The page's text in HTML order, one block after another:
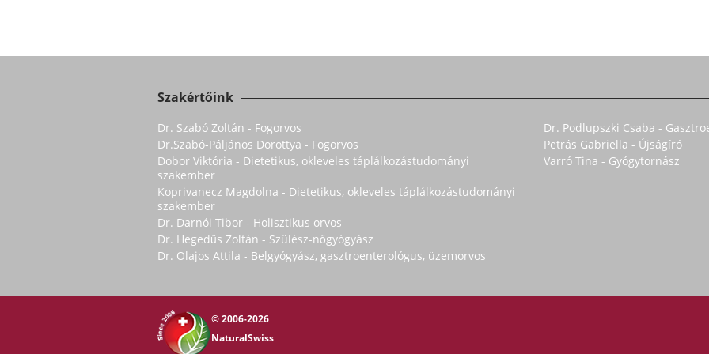
Szakértőink
Dr. Szabó Zoltán - Fogorvos
Dr.Szabó-Páljános Dorottya - Fogorvos
Dobor Viktória - Dietetikus, okleveles táplálkozástudományi
szakember
Koprivanecz Magdolna - Dietetikus, okleveles táplálkozástudományi
szakember
Dr. Darnói Tibor - Holisztikus orvos
Dr. Hegedűs Zoltán - Szülész-nőgyógyász
Dr. Olajos Attila - Belgyógyász, gasztroenterológus, üzemorvos
Dr. Podlupszki Csaba -
Petrás Gabriella - Újságíró
Varró Tina - Gyógytornász
© 2006-2026
NaturalSwiss